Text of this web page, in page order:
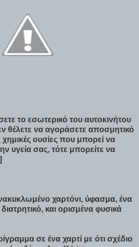
το εσωτερικό του αυτοκινήτου
θέλετε να αγοράσετε αποσμητικό
χημικές ουσίες που μπορεί να
υγεία σας, τότε μπορείτε να
χαρτόνι, ύφασμα, ένα
και ορισμένα φυσικά
σε ένα χαρτί με ότι σχέδιο